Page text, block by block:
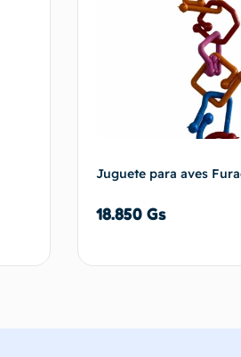
Juguete para aves
18.850 Gs